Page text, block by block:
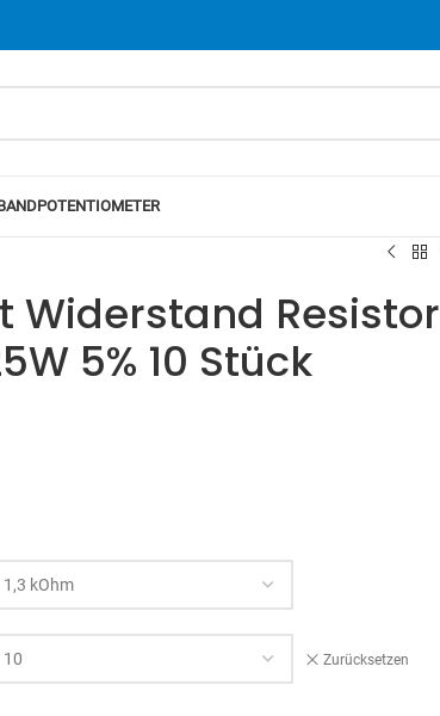
POTENTIOMETER
Widerstand Resistor
5% 10 Stück
Zurücksetzen